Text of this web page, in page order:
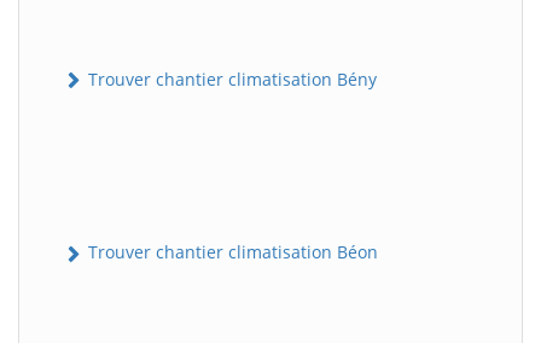
Trouver chantier climatisation Bény
Trouver chantier climatisation Béon